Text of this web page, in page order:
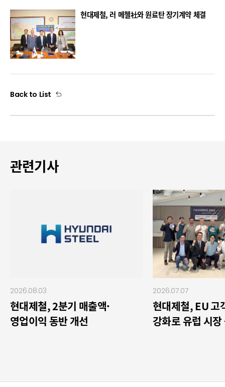
현대제철, 러 메첼社와 원료탄 장기계약 체결
Back to List
관련기사
2026.08.03
현대제철, 2분기 매출액·
영업이익 동반 개선
2026.07.07
현대제철, EU 고
강화로 유럽 시장